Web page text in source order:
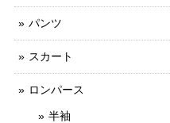
パンツ
スカート
ロンパース
半袖